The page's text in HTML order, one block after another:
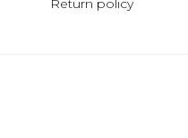
Return policy